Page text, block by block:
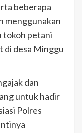
beberapa
menggunakan
tokoh petani
di desa Minggu
dan
untuk hadir
Polres